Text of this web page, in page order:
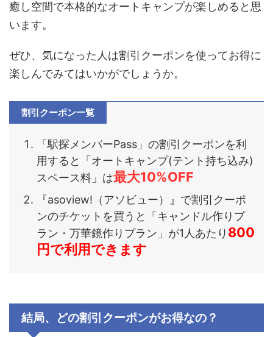
癒し空間で本格的なオートキャンプが楽しめると思
います。
ぜひ、気になった人は割引クーポンを使ってお得に
楽しんでみてはいかがでしょうか。
割引クーポン一覧
「駅探メンバーPass」の割引クーポンを利
用すると「オートキャンプ(テント持ち込み)
スペース料 」は最大10%OFF
『asoview!（アソビュー）』で割引クーポ
ンのチケットを買うと「キャンドル作りプ
ラン・万華鏡作りプラン」が1人あたり 800
円で利用できます
結局、どの割引クーポンがお得なの？